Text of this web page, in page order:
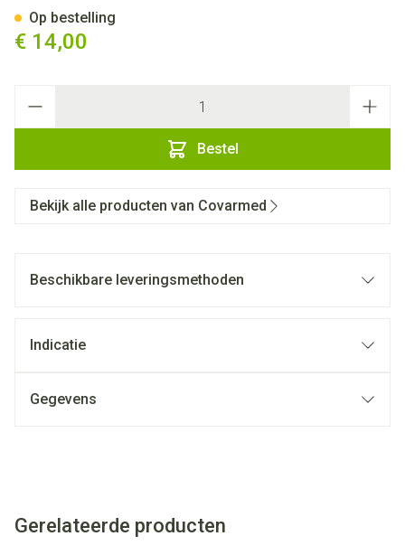
€ 14,00
Bestel
Op bestelling
Bekijk alle producten van Covarmed
Beschikbare leveringsmethoden
Indicatie
Gegevens
Gerelateerde producten